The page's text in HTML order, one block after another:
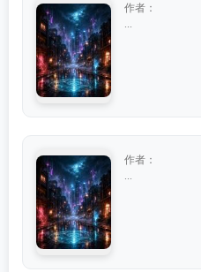
作者：
作者：